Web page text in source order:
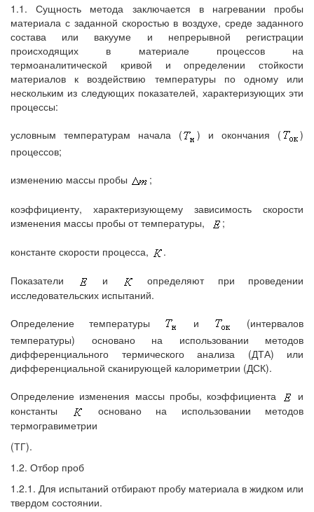
1.1. Сущность метода заключается в нагревании пробы
материала с заданной скоростью в воздухе, среде заданного
состава или вакууме и непрерывной регистрации
происходящих в материале процессов на
термоаналитической кривой и определении стойкости
материалов к воздействию температуры по одному или
нескольким из следующих показателей, характеризующих эти
процессы:
условным температурам начала (
) и окончания (
)
процессов;
изменению массы пробы
;
коэффициенту, характеризующему зависимость скорости
изменения массы пробы от температуры,
;
константе скорости процесса, .
Показатели и
определяют при проведении
исследовательских испытаний.
Определение температуры
и
(интервалов
температуры) основано на использовании методов
дифференциального термического анализа (ДТА) или
дифференциальной сканирующей калориметрии (ДСК).
Определение изменения массы пробы, коэффициента
и
константы
основано на использовании методов
термогравиметрии
(ТГ).
1.2. Отбор проб
1.2.1. Для испытаний отбирают пробу материала в жидком или
твердом состоянии.